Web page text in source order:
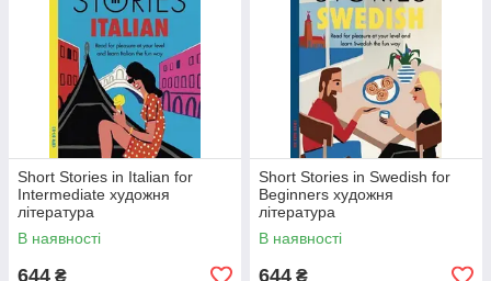
Short Stories in Italian for
Intermediate художня
література
В наявності
644 ₴
Short Stories in Swedish for
Beginners художня
література
В наявності
644 ₴